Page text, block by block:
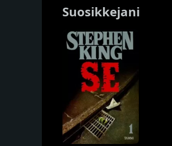
Suosikkejani